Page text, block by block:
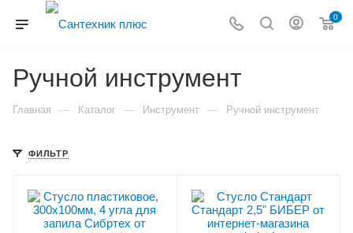
0
Ручной инструмент
Главная — Каталог — Инструмент — Ручной инструмент
ФИЛЬТР